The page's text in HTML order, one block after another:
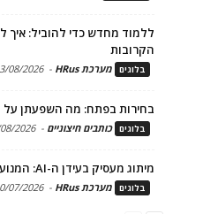
ללמוד מחדש כדי להוביל:
הקרובות
בלוגים מערכת HRus -
08/2026
בחירות בפתח: מה השפעתן
בלוגים כותבים חיצוניים -
2026
מיתוג מעסיק בעידן ה-AI: המנוע הכלכלי של גיוס ושימור טלנטים
בלוגים מערכת HRus -
07/2026